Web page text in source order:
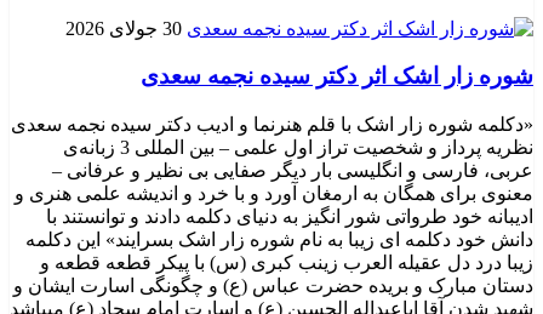
30 جولای 2026
شوره زار اشک اثر دکتر سیده نجمه سعدی
«دکلمه شوره زار اشک با قلم هنرنما و ادیب دکتر سیده نجمه سعدی
نظریه پرداز و شخصیت تراز اول علمی – بین المللی 3 زبانه‌ی
عربی، فارسی و انگلیسی بار دیگر صفایی بی نظیر و عرفانی –
معنوی برای همگان به ارمغان آورد و با خرد و اندیشه علمی هنری و
ادیبانه خود طرواتی شور انگیز به دنیای دکلمه دادند و توانستند با
دانش خود دکلمه ای زیبا به نام شوره زار اشک بسرایند» این دکلمه
زیبا درد دل عقیله العرب زینب کبری (س) با پیکر قطعه قطعه و
دستان مبارک و بریده حضرت عباس (ع) و چگونگی اسارت ایشان و
شهید شدن آقا اباعبداله الحسین (ع) و اسارت امام سجاد (ع) میباشد